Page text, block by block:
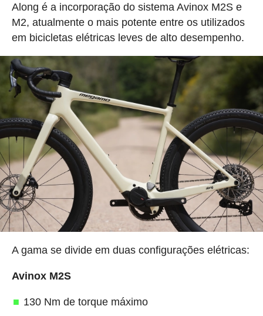
Along é a incorporação do sistema Avinox M2S e
M2, atualmente o mais potente entre os utilizados
em bicicletas elétricas leves de alto desempenho.
A gama se divide em duas configurações elétricas:
Avinox M2S
130 Nm de torque máximo